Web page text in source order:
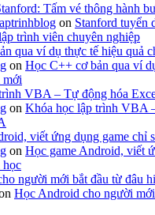
Tấm vé thông hành
on Stanford tuyển
trình viên chuyên nghiệp
qua ví dụ thực tế hiệu quả
on Học C++ cơ bản qua ví
mới
VBA – Tự động hóa
on Khóa học lập trình VBA
viết ứng dụng game chỉ
on Học game Android, viết
học
người mới bắt đầu từ đâu
Học Android cho người